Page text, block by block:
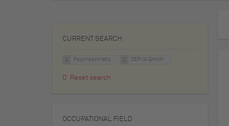
CURRENT SEARCH
Psychosomatic DEPVA GmbH
Reset search
OCCUPATIONAL FIELD